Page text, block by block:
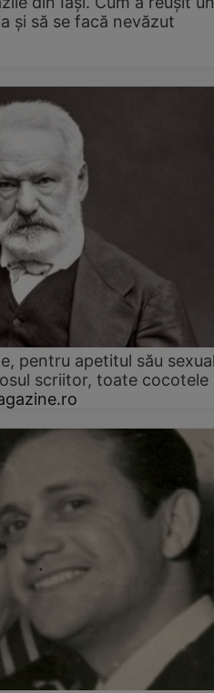
și să se facă nevăzut
pentru apetitul său
scriitor, toate cocotele